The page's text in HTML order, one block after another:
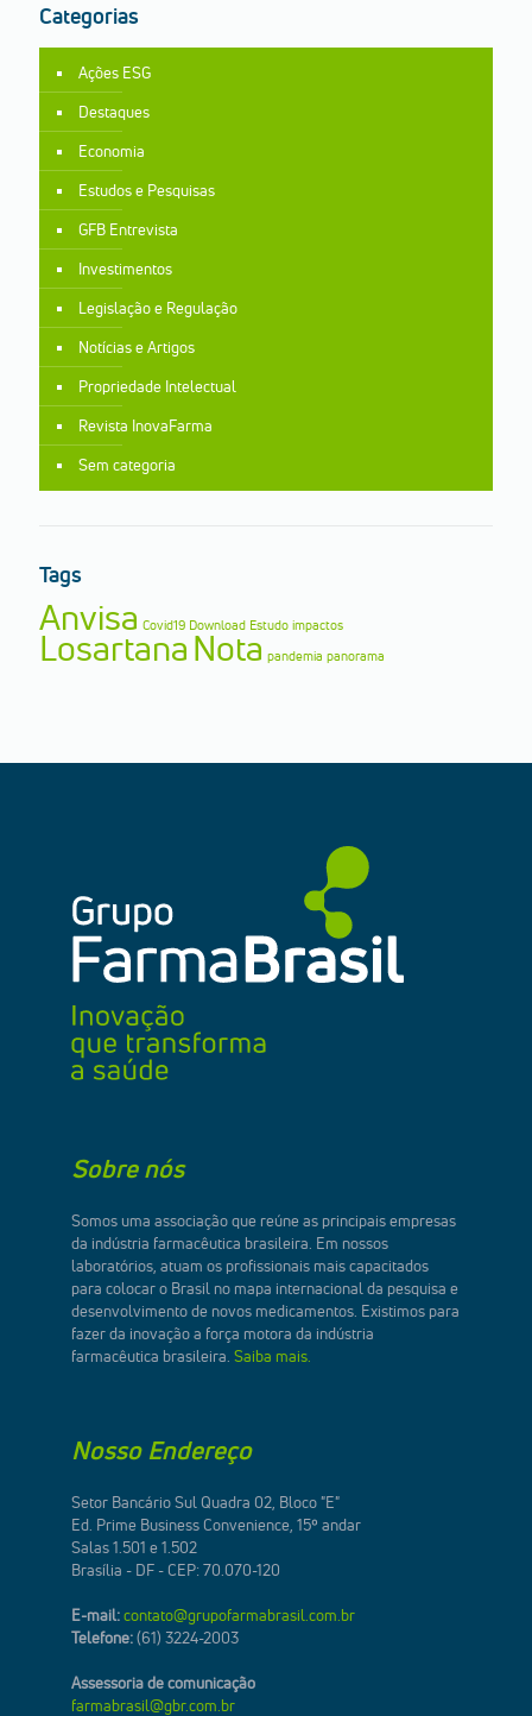
Categorias
Ações ESG
Destaques
Economia
Estudos e Pesquisas
GFB Entrevista
Investimentos
Legislação e Regulação
Notícias e Artigos
Propriedade Intelectual
Revista InovaFarma
Sem categoria
Tags
Anvisa Covid19 Download Estudo impactos
LosartanaNota pandemia panorama
Sobre nós
Somos uma associação que reúne as principais empresas
da indústria farmacêutica brasileira. Em nossos
laboratórios, atuam os profissionais mais capacitados
para colocar o Brasil no mapa internacional da pesquisa e
desenvolvimento de novos medicamentos. Existimos para
fazer da inovação a força motora da indústria
farmacêutica brasileira. Saiba mais.
Nosso Endereço
Setor Bancário Sul Quadra 02, Bloco "E"
Ed. Prime Business Convenience, 15º andar
Salas 1.501 e 1.502
Brasília - DF - CEP: 70.070-120
E-mail:contato@grupofarmabrasil.com.br
Telefone:(61) 3224-2003
Assessoria de comunicação
farmabrasil@gbr.com.br